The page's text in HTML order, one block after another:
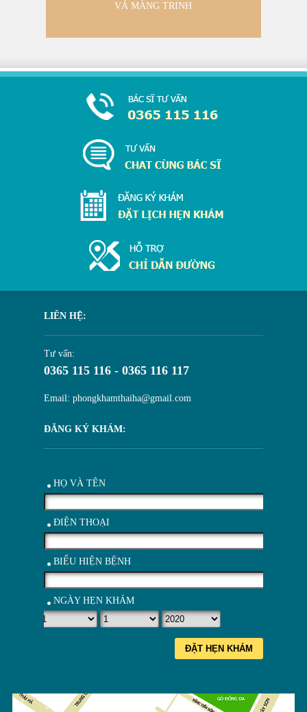
VÁ MÀNG TRINH
LIÊN HỆ:
Tư vấn:
0365 115 116 - 0365 116 117
Email: phongkhamthaiha@gmail.com
ĐĂNG KÝ KHÁM:
HỌ VÀ TÊN
ĐIỆN THOẠI
BIỂU HIỆN BỆNH
NGÀY HẸN KHÁM
ĐẶT HẸN KHÁM